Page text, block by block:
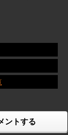
ントする